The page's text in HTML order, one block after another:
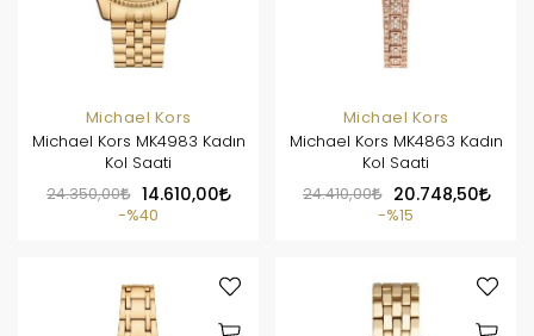
Michael Kors
Michael Kors MK4983 Kadın
Kol Saati
24.350,00
14.610,00
%40
Michael Kors
Michael Kors MK4863 Kadın
Kol Saati
24.410,00
20.748,50
%15